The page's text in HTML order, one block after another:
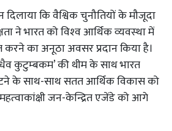
दिलाया कि वैश्विक चुनौतियों के मौजूदा
ने भारत को विश्‍व आर्थिक व्‍यवस्‍था में
का अनूठा अवसर प्रदान किया है।
कुटुम्‍बकम’ की थीम के साथ भारत
के साथ-साथ सतत आर्थिक विकास को
जन-केन्द्रित एजेंडे को आगे